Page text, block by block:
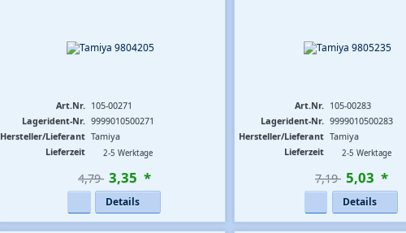
Art.Nr. 105-00271
Lagerident-Nr. 9999010500271
Hersteller/Lieferant Tamiya
Lieferzeit
2-5 Werktage
4,79  3,35 *
Details
Art.Nr. 105-00283
Lagerident-Nr. 9999010500283
Hersteller/Lieferant Tamiya
Lieferzeit
2-5 Werktage
7,19  5,03 *
Details